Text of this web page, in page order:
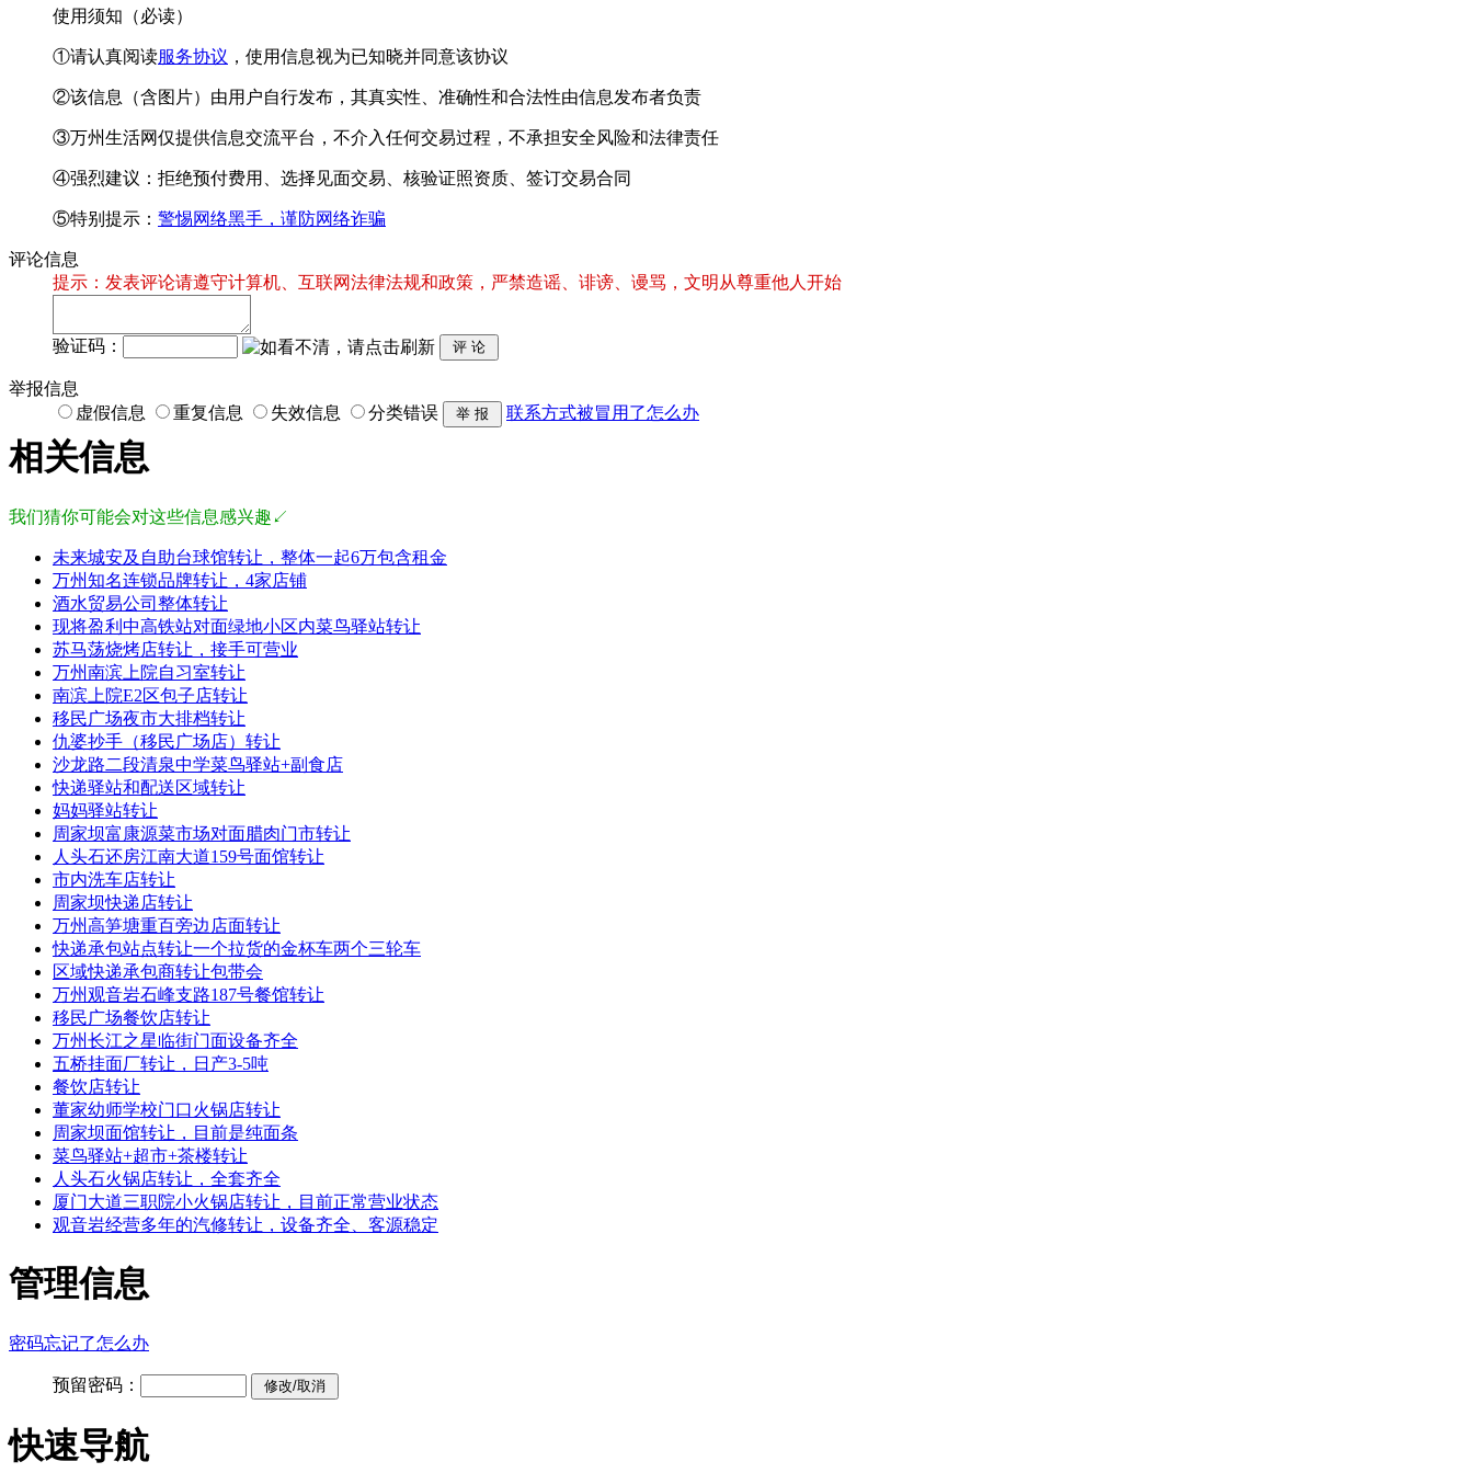
使用须知（必读）
①请认真阅读服务协议 ，使用信息视为已知晓并同意该协议
②该信息（含图片）由用户自行发布，其真实性、准确性和合法性由信息发布者负责
③万州生活网仅提供信息交流平台，不介入任何交易过程，不承担安全风险和法律责任
④强烈建议：拒绝预付费用、选择见面交易、核验证照资质、签订交易合同
⑤特别提示： 警惕网络黑手，谨防网络诈骗
评论信息
提示：发表评论请遵守计算机、互联网法律法规和政策，严禁造谣、诽谤、谩骂，文明从尊重他人开始
验证码：
举报信息
虚假信息
重复信息 失效信息 分类错误 联系方式被冒用了怎么办
相关信息
我们猜你可能会对这些信息感兴趣↙
未来城安及自助台球馆转让，整体一起6万包含租金
万州知名连锁品牌转让，4家店铺
酒水贸易公司整体转让
现将盈利中高铁站对面绿地小区内菜鸟驿站转让
苏马荡烧烤店转让，接手可营业
万州南滨上院自习室转让
南滨上院E2区包子店转让
移民广场夜市大排档转让
仇婆抄手（移民广场店）转让
沙龙路二段清泉中学菜鸟驿站+副食店
快递驿站和配送区域转让
妈妈驿站转让
周家坝富康源菜市场对面腊肉门市转让
人头石还房江南大道159号面馆转让
市内洗车店转让
周家坝快递店转让
万州高笋塘重百旁边店面转让
快递承包站点转让一个拉货的金杯车两个三轮车
区域快递承包商转让包带会
万州观音岩石峰支路187号餐馆转让
移民广场餐饮店转让
万州长江之星临街门面设备齐全
五桥挂面厂转让，日产3-5吨
餐饮店转让
董家幼师学校门口火锅店转让
周家坝面馆转让，目前是纯面条
菜鸟驿站+超市+茶楼转让
人头石火锅店转让，全套齐全
厦门大道三职院小火锅店转让，目前正常营业状态
观音岩经营多年的汽修转让，设备齐全、客源稳定
管理信息
密码忘记了怎么办
预留密码：
快速导航